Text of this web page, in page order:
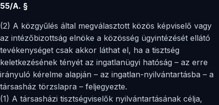
55/A. §
(2) A közgyűlés által megválasztott közös képviselő vagy
az intézőbizottság elnöke a közösség ügyintézését ellátó
tevékenységet csak akkor láthat el, ha a tisztség
keletkezésének tényét az ingatlanügyi hatóság – az erre
irányuló kérelme alapján – az ingatlan-nyilvántartásba – a
társasház törzslapra – feljegyezte.
(1) A társasházi tisztségviselők nyilvántartásának célja,